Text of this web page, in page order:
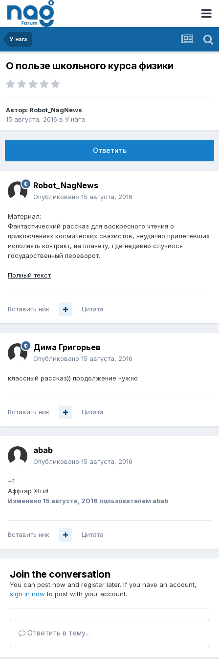
У нага
О пользе школьного курса физики
Автор: Robot_NagNews
15 августа, 2016 в У нага
Ответить
Robot_NagNews
Опубликовано 15 августа, 2016
Материал:
Фантастический рассказ для воскресного чтения о
приключениях космических связистов, неудачно прилетевших
исполнять контракт, на планету, где недавно случился
государственный переворот.
Полный текст
Вставить ник Цитата
Дима Григорьев
Опубликовано 15 августа, 2016
классный рассказ)) продолжение нужно
Вставить ник Цитата
abab
Опубликовано 15 августа, 2016
+1
Аффтар Жги!
Изменено 15 августа, 2016 пользователем abab
Вставить ник Цитата
Join the conversation
You can post now and register later. If you have an account,
sign in now to post with your account.
Ответить в тему...